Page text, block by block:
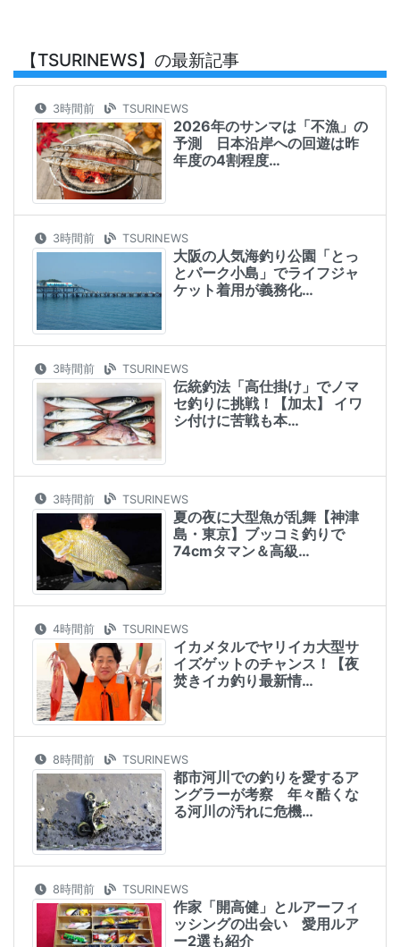
【TSURINEWS】の最新記事
3時間前 TSURINEWS
2026年のサンマは「不漁」の
予測 日本沿岸への回遊は昨
年度の4割程度…
3時間前 TSURINEWS
大阪の人気海釣り公園「とっ
とパーク小島」でライフジャ
ケット着用が義務化…
3時間前 TSURINEWS
伝統釣法「高仕掛け」でノマ
セ釣りに挑戦！【加太】 イワ
シ付けに苦戦も本…
3時間前 TSURINEWS
夏の夜に大型魚が乱舞【神津
島・東京】ブッコミ釣りで
74cmタマン＆高級…
4時間前 TSURINEWS
イカメタルでヤリイカ大型サ
イズゲットのチャンス！【夜
焚きイカ釣り最新情…
8時間前 TSURINEWS
都市河川での釣りを愛するア
ングラーが考察 年々酷くな
る河川の汚れに危機…
8時間前 TSURINEWS
作家「開高健」とルアーフィ
ッシングの出会い 愛用ルア
ー2選も紹介